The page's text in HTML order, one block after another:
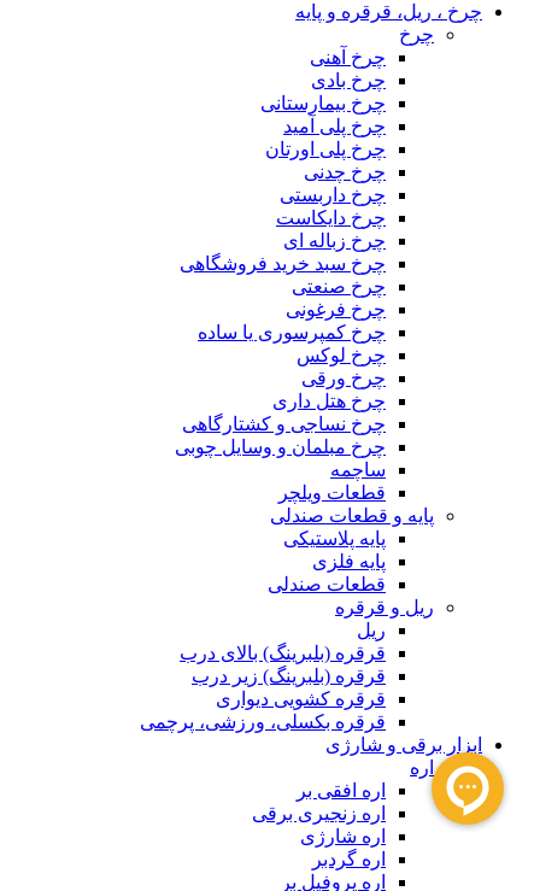
چرخ ، ریل، قرقره و پایه
چرخ
چرخ آهنی
چرخ بادی
چرخ بیمارستانی
چرخ پلی آمید
چرخ پلی اورتان
چرخ چدنی
چرخ داربستی
چرخ دایکاست
چرخ زباله ای
چرخ سبد خرید فروشگاهی
چرخ صنعتی
چرخ فرغونی
چرخ کمپرسوری یا ساده
چرخ لوکس
چرخ ورقی
چرخ هتل داری
چرخ نساجی و کشتارگاهی
چرخ مبلمان و وسایل چوبی
ساچمه
قطعات ویلچر
پایه و قطعات صندلی
پایه پلاستیکی
پایه فلزی
قطعات صندلی
ریل و قرقره
ریل
قرقره (بلبرینگ) بالای درب
قرقره (بلبرینگ) زیر درب
قرقره کشویی دیواری
قرقره بکسلی، ورزشی، پرچمی
ابزار برقی و شارژی
اره
اره افقی بر
اره زنجیری برقی
اره شارژی
اره گردبر
اره پروفیل بر